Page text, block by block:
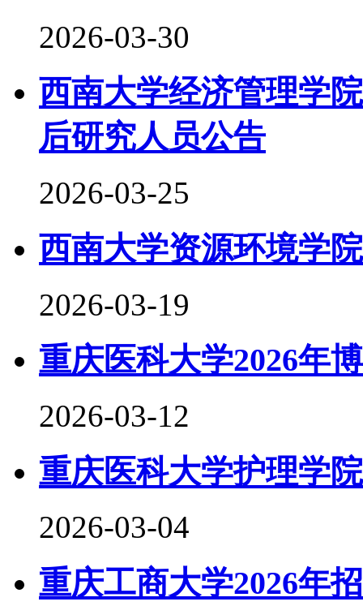
2026-03-30
西南大学经济管理学
后研究人员公告
2026-03-25
西南大学资源环境学
2026-03-19
重庆医科大学2026年
2026-03-12
重庆医科大学护理学
2026-03-04
重庆工商大学2026年